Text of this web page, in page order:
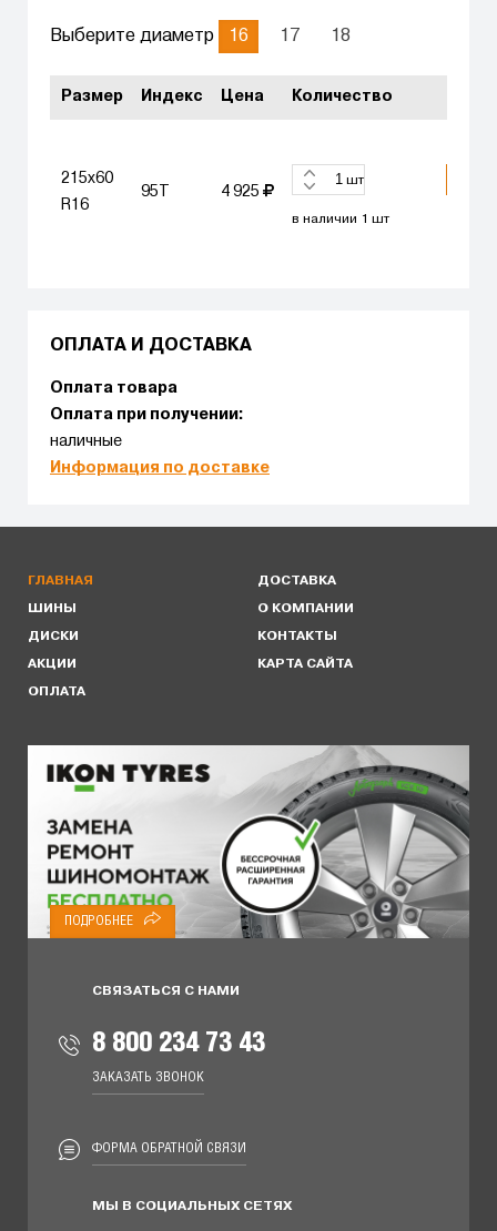
Выберите диаметр 16 17 18
Размер Индекс Цена Количество
215x60
R16
95T 4 925
шт
в наличии 1 шт
ОПЛАТА И ДОСТАВКА
Оплата товара
Оплата при получении:
наличные
Информация по доставке
ГЛАВНАЯ
ШИНЫ
ДИСКИ
АКЦИИ
ОПЛАТА
ДОСТАВКА
О КОМПАНИИ
КОНТАКТЫ
КАРТА САЙТА
ПОДРОБНЕЕ
СВЯЗАТЬСЯ С НАМИ
8 800 234 73 43
ЗАКАЗАТЬ ЗВОНОК
ФОРМА ОБРАТНОЙ СВЯЗИ
МЫ В СОЦИАЛЬНЫХ СЕТЯХ